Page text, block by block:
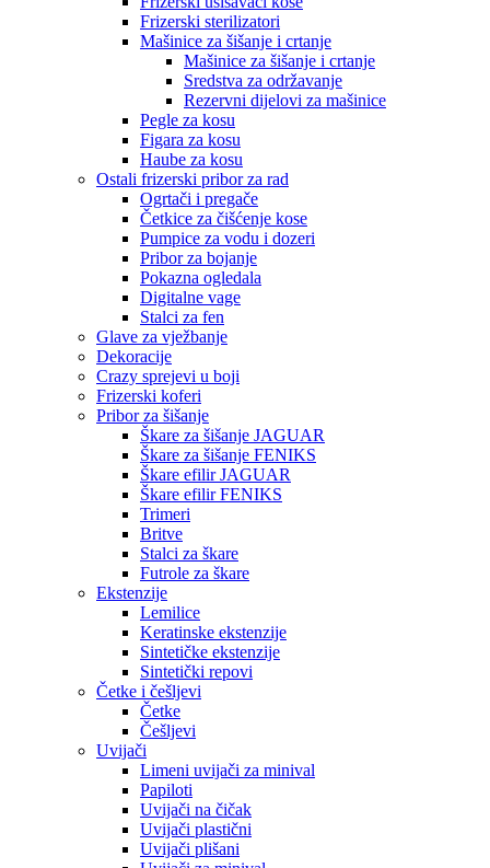
Frizerski sterilizatori
Mašinice za šišanje i crtanje
Mašinice za šišanje i crtanje
Sredstva za održavanje
Rezervni dijelovi za mašinice
Pegle za kosu
Figara za kosu
Haube za kosu
Ostali frizerski pribor za rad
Ogrtači i pregače
Četkice za čišćenje kose
Pumpice za vodu i dozeri
Pribor za bojanje
Pokazna ogledala
Digitalne vage
Stalci za fen
Glave za vježbanje
Dekoracije
Crazy sprejevi u boji
Frizerski koferi
Pribor za šišanje
Škare za šišanje JAGUAR
Škare za šišanje FENIKS
Škare efilir JAGUAR
Škare efilir FENIKS
Trimeri
Britve
Stalci za škare
Futrole za škare
Ekstenzije
Lemilice
Keratinske ekstenzije
Sintetičke ekstenzije
Sintetički repovi
Četke i češljevi
Četke
Češljevi
Uvijači
Limeni uvijači za minival
Papiloti
Uvijači na čičak
Uvijači plastični
Uvijači plišani